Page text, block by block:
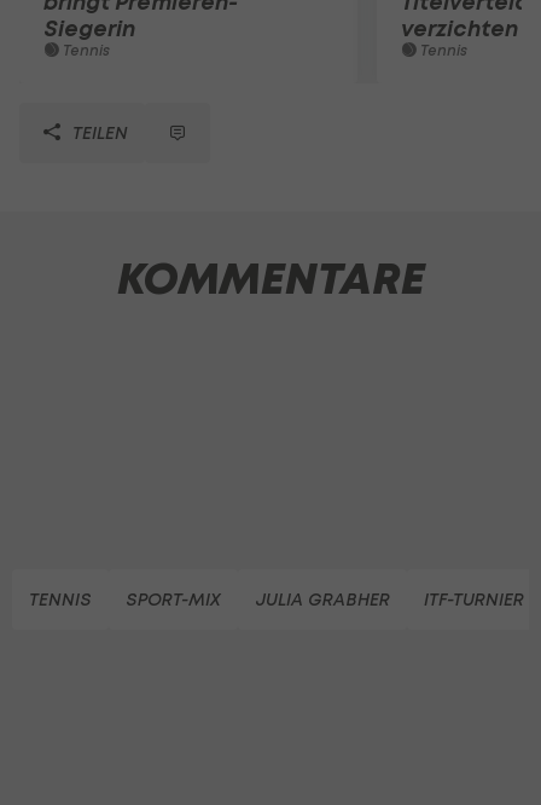
Siegerin
Tennis
verzichten
Tennis
TEILEN
KOMMENTARE
TENNIS SPORT-MIX JULIA GRABHER ITF-TURNIER